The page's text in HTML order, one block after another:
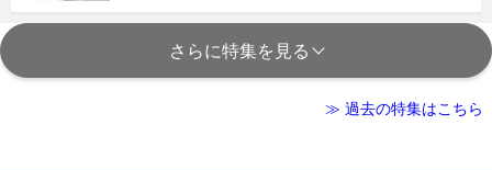
さらに特集を見る
≫ 過去の特集はこちら